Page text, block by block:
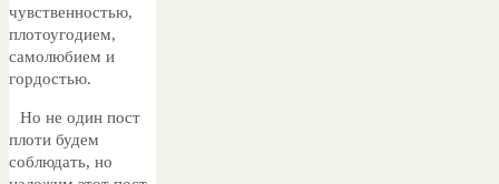
чувственностью,
плотоугодием,
самолюбием и
гордостью.
Но не один пост
плоти будем
соблюдать, но